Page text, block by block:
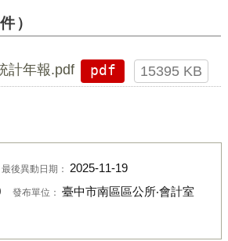
）
計年報.pdf pdf 15395 KB
最後異動日期： 2025-11-19
發布單位： 臺中市南區區公所‧會計室